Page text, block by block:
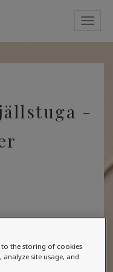
-
jättebra hjälp av
till vår fjällstuga.
to the storing of cookies
site usage, and